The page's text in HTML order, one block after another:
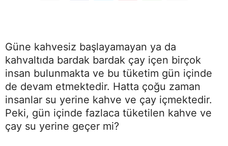
Güne kahvesiz başlayamayan ya da
kahvaltıda bardak bardak çay içen birçok
insan bulunmakta ve bu tüketim gün içinde
de devam etmektedir. Hatta çoğu zaman
insanlar su yerine kahve ve çay içmektedir.
Peki, gün içinde fazlaca tüketilen kahve ve
çay su yerine geçer mi?